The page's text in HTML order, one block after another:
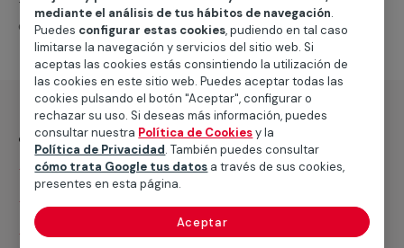
todas las provincias para llevar a cabo estos servicios
con seriedad y profesionalidad.
¿Qué incluye?
Desplazamiento
Lijado y barnizado con barniz de poliuretano al
mediante el análisis de tus hábitos de navegación.
Puedes configurar estas cookies, pudiendo en tal caso
limitarse la navegación y servicios del sitio web. Si
aceptas las cookies estás consintiendo la utilización de
las cookies en este sitio web. Puedes aceptar todas las
cookies pulsando el botón "Aceptar", configurar o
rechazar su uso. Si deseas más información, puedes
consultar nuestra Política de Cookiesy la
Política de Privacidad. También puedes consultar
cómo trata Google tus datos a través de sus cookies,
presentes en esta página.
Aceptar